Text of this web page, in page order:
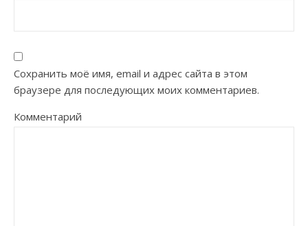
Сохранить моё имя, email и адрес сайта в этом
браузере для последующих моих комментариев.
Комментарий